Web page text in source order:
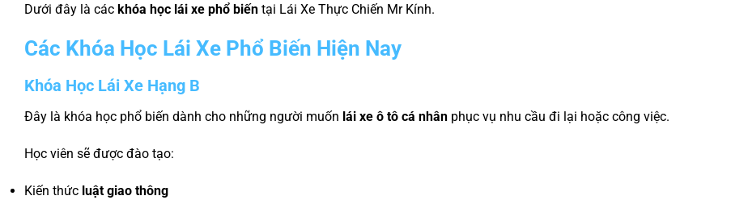
Dưới đây là các khóa học lái xe phổ biến tại Lái Xe Thực Chiến Mr Kính.
Các Khóa Học Lái Xe Phổ Biến Hiện Nay
Khóa Học Lái Xe Hạng B
Đây là khóa học phổ biến dành cho những người muốn lái xe ô tô cá nhân phục vụ nhu cầu đi lại hoặc công việc.
Học viên sẽ được đào tạo:
Kiến thức luật giao thông